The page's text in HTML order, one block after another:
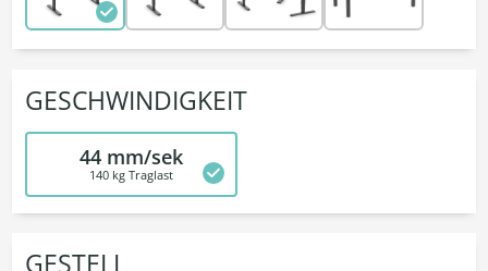
GESCHWINDIGKEIT
44 mm/sek
140 kg Traglast
GESTELL